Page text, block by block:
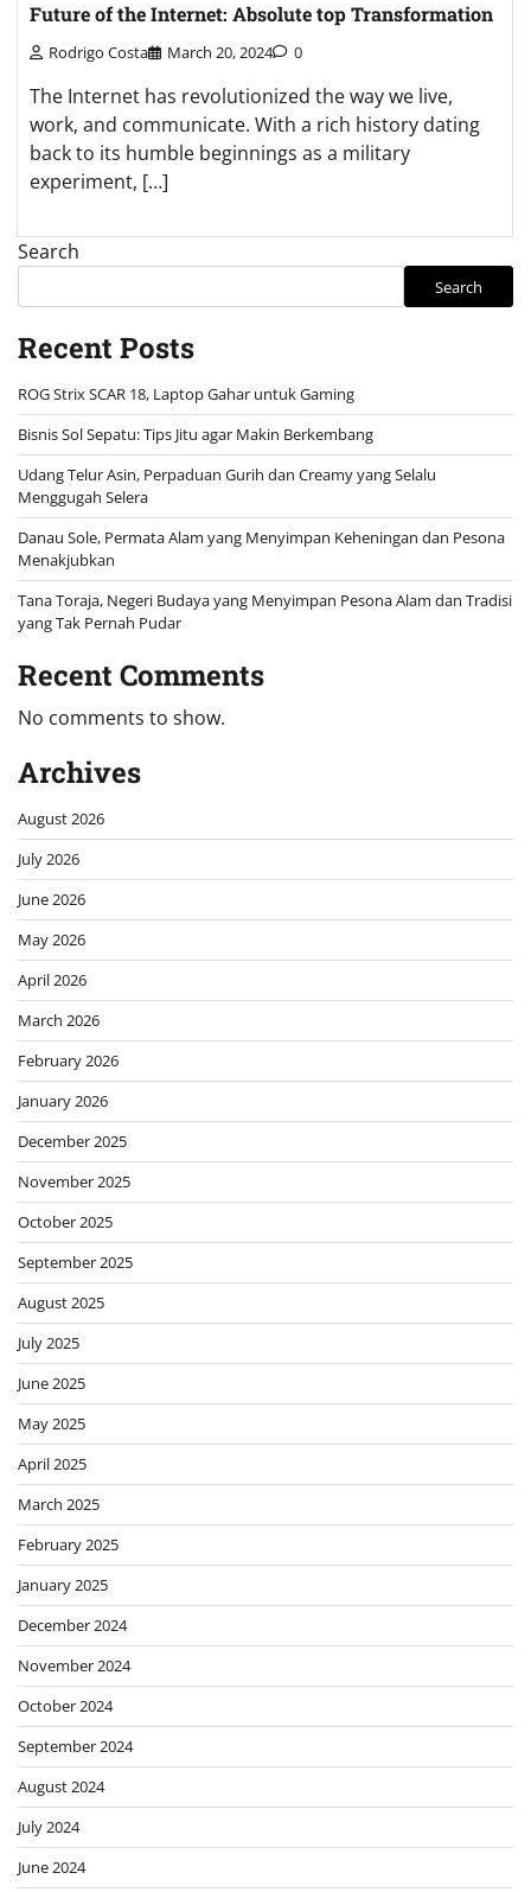
Future of the Internet: Absolute top Transformation
Rodrigo Costa March 20, 2024 0
The Internet has revolutionized the way we live,
work, and communicate. With a rich history dating
back to its humble beginnings as a military
experiment, […]
Search
Search
Recent Posts
ROG Strix SCAR 18, Laptop Gahar untuk Gaming
Bisnis Sol Sepatu: Tips Jitu agar Makin Berkembang
Udang Telur Asin, Perpaduan Gurih dan Creamy yang Selalu
Menggugah Selera
Danau Sole, Permata Alam yang Menyimpan Keheningan dan Pesona
Menakjubkan
Tana Toraja, Negeri Budaya yang Menyimpan Pesona Alam dan Tradisi
yang Tak Pernah Pudar
Recent Comments
No comments to show.
Archives
August 2026
July 2026
June 2026
May 2026
April 2026
March 2026
February 2026
January 2026
December 2025
November 2025
October 2025
September 2025
August 2025
July 2025
June 2025
May 2025
April 2025
March 2025
February 2025
January 2025
December 2024
November 2024
October 2024
September 2024
August 2024
July 2024
June 2024